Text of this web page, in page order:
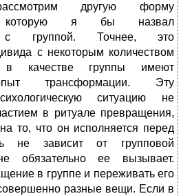
другую форму
которую я бы назвал
с группой. Точнее, это
с некоторым количеством
качестве группы имеют
трансформации. Эту
ситуацию не
в ритуале превращения,
то, что он исполняется перед
не зависит от групповой
обязательно ее вызывает.
в группе и переживать его
разные вещи. Если в